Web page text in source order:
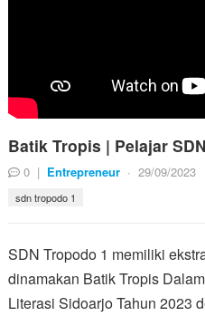
Batik Tropis | Pelajar
0 | Entrepreneur · 29/09/2023
sdn tropodo 1
SDN Tropodo 1 memiliki
dinamakan Batik Tropis
Literasi Sidoarjo Tahun 2023